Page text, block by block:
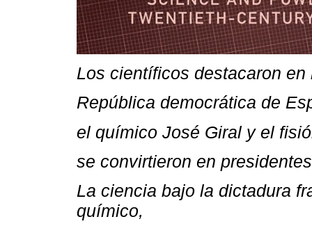
Los científicos destacaron
República democrática de
el químico José Giral y el
se convirtieron en
La ciencia bajo la dictadura
químico,